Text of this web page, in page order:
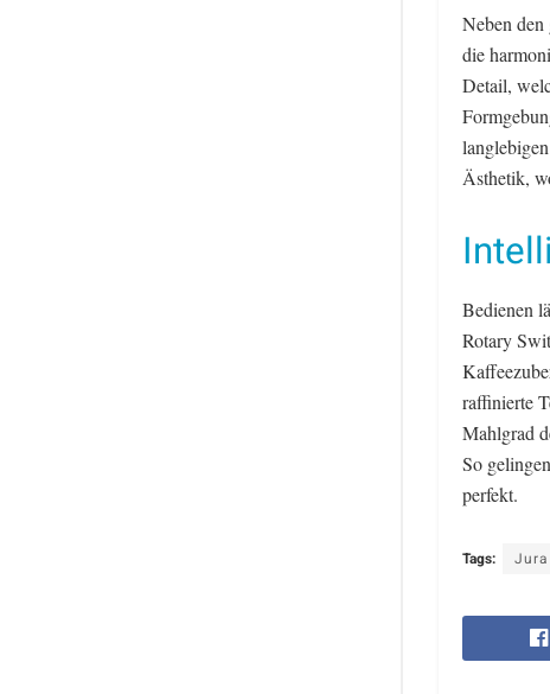
Neben
die
Detail,
Ästhetik,
Bedienen
Rotary
raffinierte
Mahlgrad
So
perfekt.
Tags: Jura